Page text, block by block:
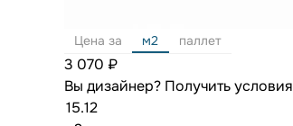
Цена за м2 паллет
3 070 ₽
Вы дизайнер? Получить условия